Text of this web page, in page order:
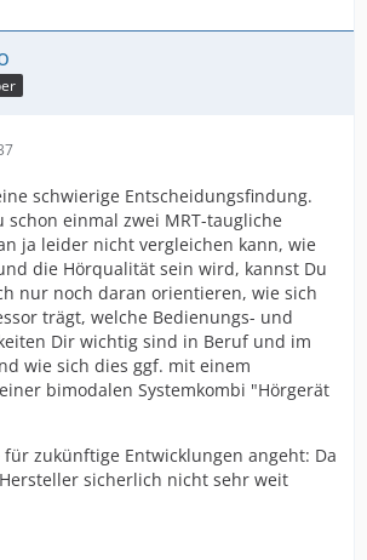
schwierige Entscheidungsfindung.
schon einmal zwei MRT-taugliche
ja leider nicht vergleichen kann, wie
die Hörqualität sein wird, kannst Du
nur noch daran orientieren, wie sich
trägt, welche Bedienungs- und
Dir wichtig sind in Beruf und im
wie sich dies ggf. mit einem
bimodalen Systemkombi "Hörgerät
für zukünftige Entwicklungen angeht: Da
sicherlich nicht sehr weit